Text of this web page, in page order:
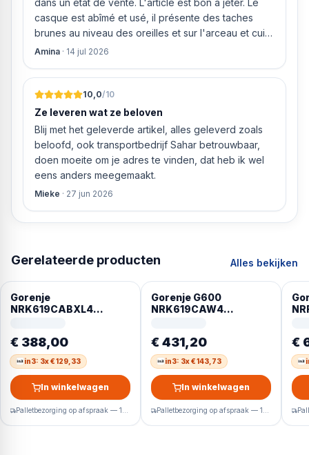
casque est abîmé et usé, il présente des taches
brunes au niveau des oreilles et sur l'arceau et cuir
qui est craquelé ! Les coussins sont eux « dégonflés
Amina · 14 jul 2026
10,0/10
Ze leveren wat ze beloven
Blij met het geleverde artikel, alles geleverd zoals
beloofd, ook transportbedrijf Sahar betrouwbaar,
doen moeite om je adres te vinden, dat heb ik wel
eens anders meegemaakt.
Mieke · 27 jun 2026
Gerelateerde producten Alles bekijken
Gorenje
NRK619CABXL4
€ 388,00
in3: 3x € 129,33
In winkelwagen
Gorenje G600
NRK619CAW4
€ 431,20
in3: 3x € 143,73
In winkelwagen
€